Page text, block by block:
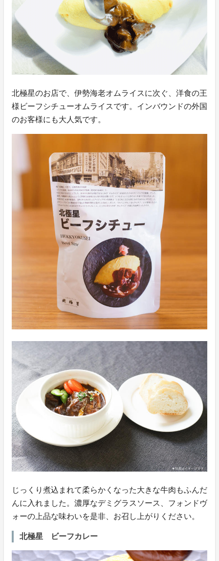
北極星のお店で、伊勢海老オムライスに次ぐ、洋食の王
様ビーフシチューオムライスです。インバウンドの外国
のお客様にも大人気です。
じっくり煮込まれて柔らかくなった大きな牛肉もふんだ
んに入れました。濃厚なデミグラスソース、フォンドヴ
ォーの上品な味わいを是非、お召し上がりください。
北極星 ビーフカレー